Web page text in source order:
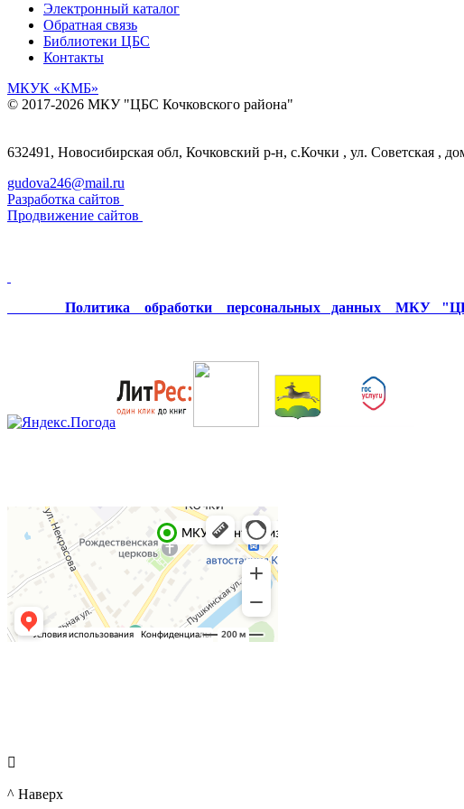
Электронный каталог
Обратная связь
Библиотеки ЦБС
Контакты
МКУК «КМБ»
© 2017-2026 МКУ "ЦБС Кочковского района"
632491, Новосибирская обл, Кочковский р-н, с.Кочки , ул. Советская ,
gudova246@mail.ru
Разработка сайтов
Продвижение сайтов
Политика обработки персональных данных МКУ "ЦБС

^ Наверх